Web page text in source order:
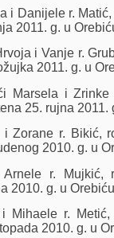
i Danijele r.
2011. g. u
i Vanje r.
2011. g. u
Marsela i Zrinke
25. rujna 2011.
Zorane r. Bikić,
2010. g. u
r. Mujkić,
2010. g. u
Mihaele r.
2010. g. u